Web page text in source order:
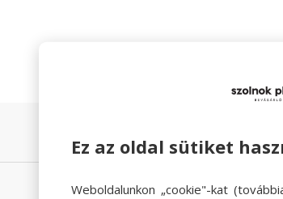
Ez az oldal sütiket
Weboldalunkon „cookie"-kat